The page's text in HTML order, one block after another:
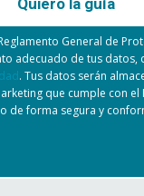
General de
adecuado de tus datos,
. Tus datos serán
que cumple con el
de forma segura y